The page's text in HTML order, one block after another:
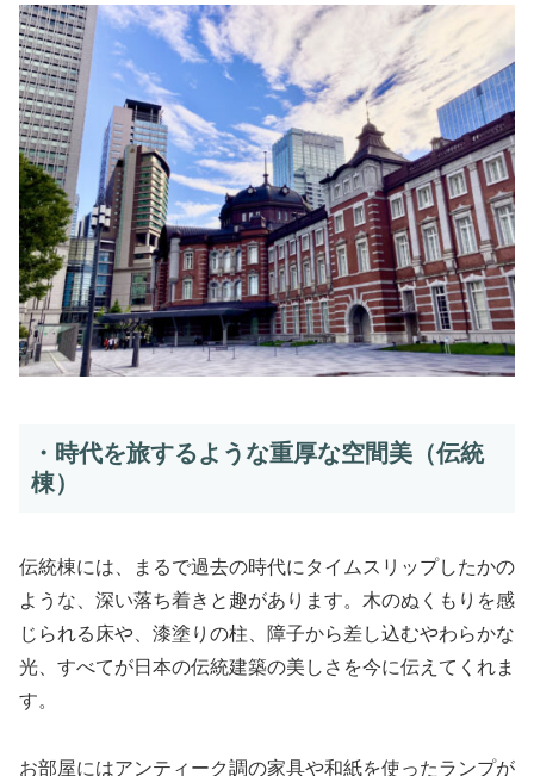
・時代を旅するような重厚な空間美（伝統
棟）
伝統棟には、まるで過去の時代にタイムスリップしたかの
ような、深い落ち着きと趣があります。木のぬくもりを感
じられる床や、漆塗りの柱、障子から差し込むやわらかな
光、すべてが日本の伝統建築の美しさを今に伝えてくれま
す。
お部屋にはアンティーク調の家具や和紙を使ったランプが